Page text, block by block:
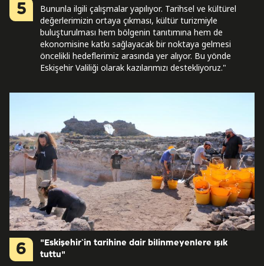
5
Bununla ilgili çalışmalar yapılıyor. Tarihsel ve kültürel
değerlerimizin ortaya çıkması, kültür turizmiyle
buluşturulması hem bölgenin tanıtımına hem de
ekonomisine katkı sağlayacak bir noktaya gelmesi
öncelikli hedeflerimiz arasında yer alıyor. Bu yönde
Eskişehir Valiliği olarak kazılarımızı destekliyoruz."
6
"Eskişehir`in tarihine dair bilinmeyenlere ışık
tuttu"